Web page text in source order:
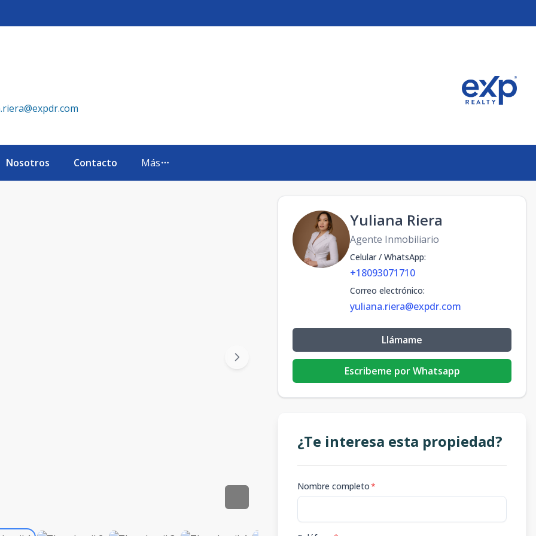
Nosotros Contacto Más
Yuliana Riera
Agente Inmobiliario
Celular / WhatsApp:
+18093071710
Correo electrónico:
yuliana.riera@expdr.com
Llámame
Escribeme por Whatsapp
¿Te interesa esta propiedad?
Nombre completo*
Dominicana